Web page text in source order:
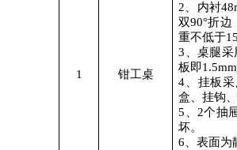
1 钳工桌
2、内衬
双90°折边
重不低于
3 、桌腿
板即1.5mm
4、挂板
盒、挂钩
5 、 2个抽
坏。
6、表面为